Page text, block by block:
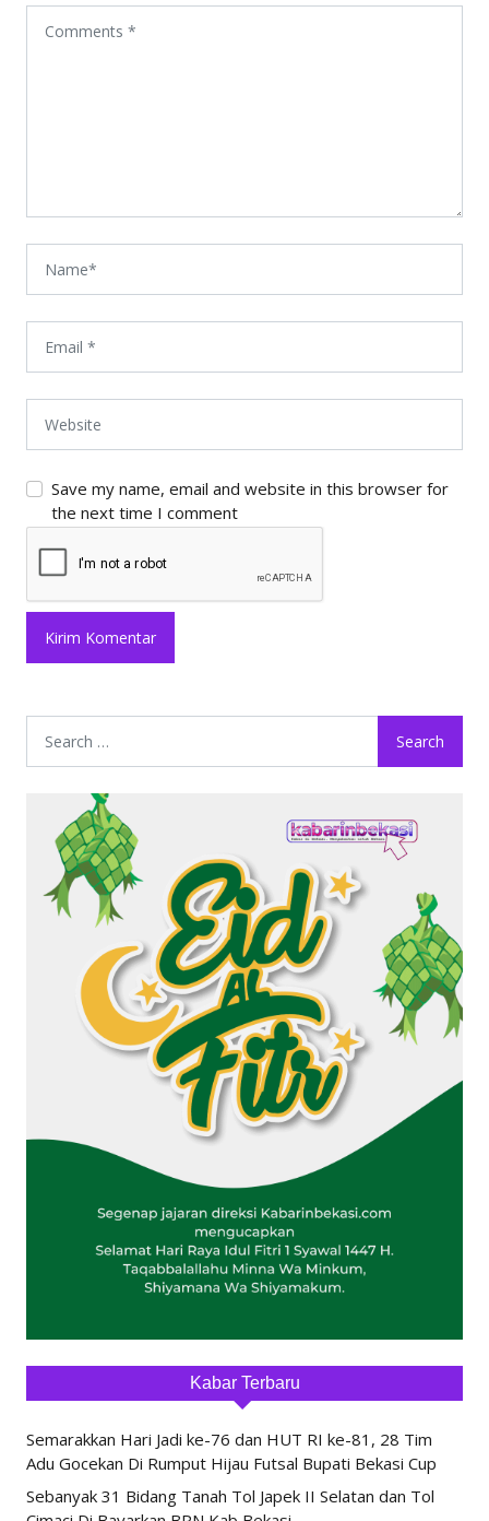
Save my name, email and website in this browser for
the next time I comment
Kabar Terbaru
Semarakkan Hari Jadi ke-76 dan HUT RI ke-81, 28 Tim
Adu Gocekan Di Rumput Hijau Futsal Bupati Bekasi Cup
Sebanyak 31 Bidang Tanah Tol Japek II Selatan dan Tol